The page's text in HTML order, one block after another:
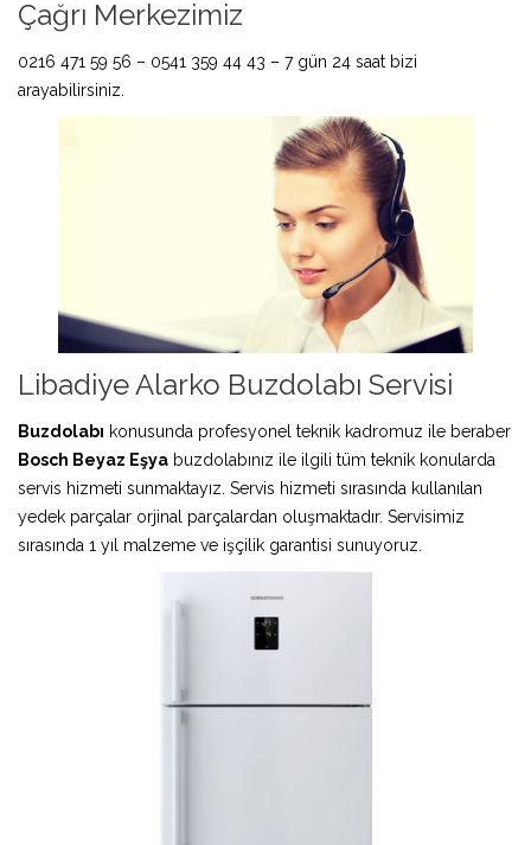
Çağrı Merkezimiz
0216 471 59 56 – 0541 359 44 43 – 7 gün 24 saat bizi
arayabilirsiniz.
Libadiye Alarko Buzdolabı Servisi
Buzdolabı konusunda profesyonel teknik kadromuz ile beraber
Bosch Beyaz Eşya buzdolabınız ile ilgili tüm teknik konularda
servis hizmeti sunmaktayız. Servis hizmeti sırasında kullanılan
yedek parçalar orjinal parçalardan oluşmaktadır. Servisimiz
sırasında 1 yıl malzeme ve işçilik garantisi sunuyoruz.